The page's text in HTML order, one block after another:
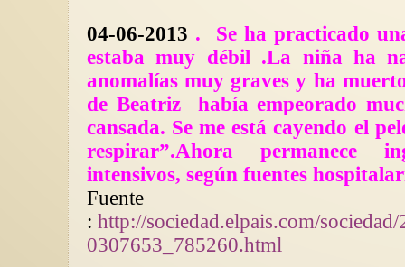
04-06-2013 . Se ha practicado
estaba muy débil .La niña ha
anomalías muy graves y ha
de Beatriz había empeorado
cansada. Se me está cayendo el
respirar”.Ahora permanece
intensivos, según fuentes
Fuente
: http://sociedad.elpais.com/
0307653_785260.html
Por la vida, los derechos y la
libertad de Narges Mohammadi